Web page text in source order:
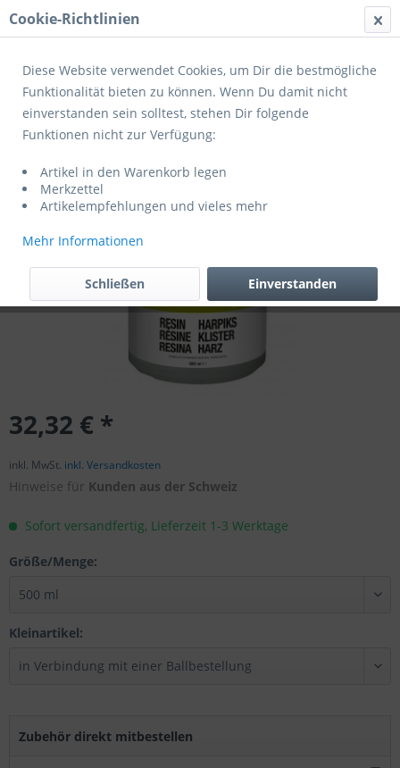
Menü
Übersicht Zubehör
32,32 € *
inkl. MwSt. inkl. Versandkosten
Hinweise für Kunden aus der Schweiz
Sofort versandfertig, Lieferzeit 1-3 Werktage
Größe/Menge:
Kleinartikel:
Zubehör direkt mitbestellen
Cookie-Richtlinien
Diese Website verwendet Cookies, um Dir die bestmögliche
Funktionalität bieten zu können. Wenn Du damit nicht
einverstanden sein solltest, stehen Dir folgende
Funktionen nicht zur Verfügung:
Artikel in den Warenkorb legen
Merkzettel
Artikelempfehlungen und vieles mehr
Mehr Informationen
Einverstanden
Schließen